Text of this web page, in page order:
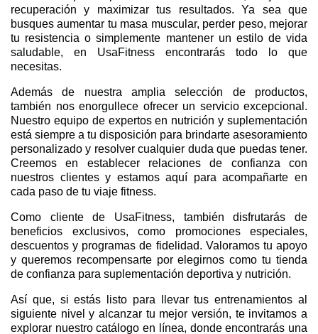
recuperación y maximizar tus resultados. Ya sea que
busques aumentar tu masa muscular, perder peso, mejorar
tu resistencia o simplemente mantener un estilo de vida
saludable, en UsaFitness encontrarás todo lo que
necesitas.
Además de nuestra amplia selección de productos,
también nos enorgullece ofrecer un servicio excepcional.
Nuestro equipo de expertos en nutrición y suplementación
está siempre a tu disposición para brindarte asesoramiento
personalizado y resolver cualquier duda que puedas tener.
Creemos en establecer relaciones de confianza con
nuestros clientes y estamos aquí para acompañarte en
cada paso de tu viaje fitness.
Como cliente de UsaFitness, también disfrutarás de
beneficios exclusivos, como promociones especiales,
descuentos y programas de fidelidad. Valoramos tu apoyo
y queremos recompensarte por elegirnos como tu tienda
de confianza para suplementación deportiva y nutrición.
Así que, si estás listo para llevar tus entrenamientos al
siguiente nivel y alcanzar tu mejor versión, te invitamos a
explorar nuestro catálogo en línea, donde encontrarás una